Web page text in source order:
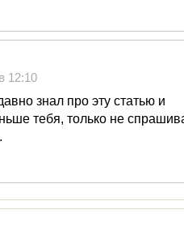
12:10
знал про эту статью и
тебя, только не